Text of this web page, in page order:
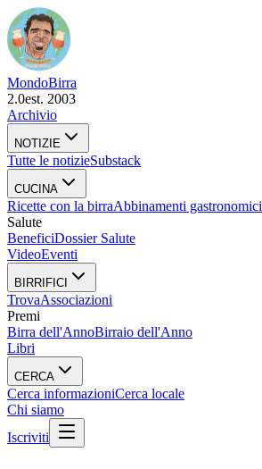
MondoBirra
2.0est. 2003
Archivio
NOTIZIE
Tutte le notizieSubstack
CUCINA
Ricette con la birraAbbinamenti gastronomici
Salute
BeneficiDossier Salute
VideoEventi
BIRRIFICI
TrovaAssociazioni
Premi
Birra dell'AnnoBirraio dell'Anno
Libri
CERCA
Cerca informazioniCerca locale
Chi siamo
Iscriviti